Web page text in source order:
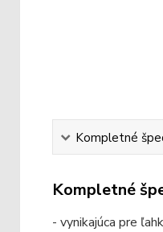
Kompletné
Kompletné
- vynikajúca pre